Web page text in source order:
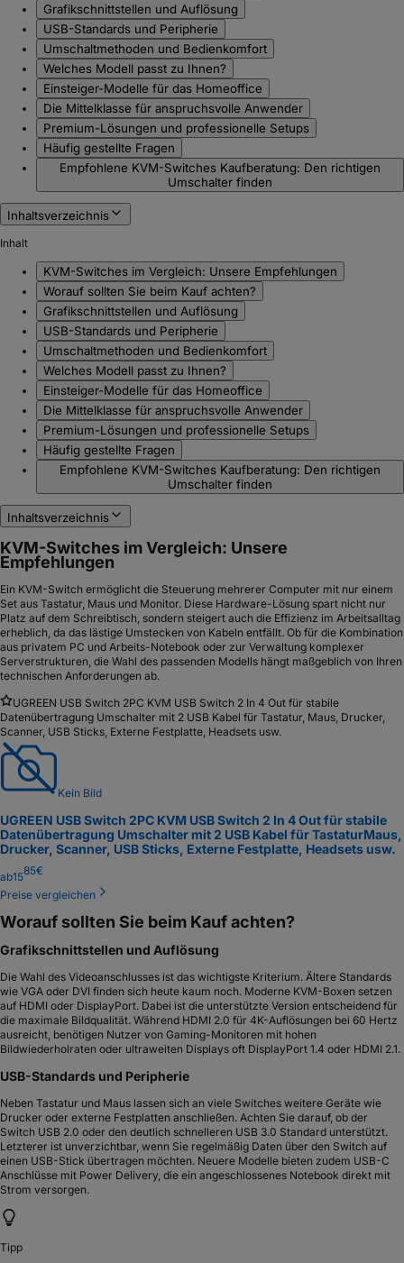
Grafikschnittstellen und Auflösung
USB-Standards und Peripherie
Umschaltmethoden und Bedienkomfort
Welches Modell passt zu Ihnen?
Einsteiger-Modelle für das Homeoffice
Die Mittelklasse für anspruchsvolle Anwender
Premium-Lösungen und professionelle Setups
Häufig gestellte Fragen
Empfohlene KVM-Switches Kaufberatung: Den richtigen
Umschalter finden
Inhaltsverzeichnis
Inhalt
KVM-Switches im Vergleich: Unsere Empfehlungen
Worauf sollten Sie beim Kauf achten?
Grafikschnittstellen und Auflösung
USB-Standards und Peripherie
Umschaltmethoden und Bedienkomfort
Welches Modell passt zu Ihnen?
Einsteiger-Modelle für das Homeoffice
Die Mittelklasse für anspruchsvolle Anwender
Premium-Lösungen und professionelle Setups
Häufig gestellte Fragen
Empfohlene KVM-Switches Kaufberatung: Den richtigen
Umschalter finden
Inhaltsverzeichnis
KVM-Switches im Vergleich: Unsere
Empfehlungen
Ein KVM-Switch ermöglicht die Steuerung mehrerer Computer mit nur einem
Set aus Tastatur, Maus und Monitor. Diese Hardware-Lösung spart nicht nur
Platz auf dem Schreibtisch, sondern steigert auch die Effizienz im Arbeitsalltag
erheblich, da das lästige Umstecken von Kabeln entfällt. Ob für die Kombination
aus privatem PC und Arbeits-Notebook oder zur Verwaltung komplexer
Serverstrukturen, die Wahl des passenden Modells hängt maßgeblich von Ihren
technischen Anforderungen ab.
UGREEN USB Switch 2PC KVM USB Switch 2 In 4 Out für stabile
Datenübertragung Umschalter mit 2 USB Kabel für Tastatur, Maus, Drucker,
Scanner, USB Sticks, Externe Festplatte, Headsets usw.
Kein Bild
UGREEN USB Switch 2PC KVM USB Switch 2 In 4 Out für stabile
Datenübertragung Umschalter mit 2 USB Kabel für TastaturMaus,
Drucker, Scanner, USB Sticks, Externe Festplatte, Headsets usw.
ab1585€
Preise vergleichen
Worauf sollten Sie beim Kauf achten?
Grafikschnittstellen und Auflösung
Die Wahl des Videoanschlusses ist das wichtigste Kriterium. Ältere Standards
wie VGA oder DVI finden sich heute kaum noch. Moderne KVM-Boxen setzen
auf HDMI oder DisplayPort. Dabei ist die unterstützte Version entscheidend für
die maximale Bildqualität. Während HDMI 2.0 für 4K-Auflösungen bei 60 Hertz
ausreicht, benötigen Nutzer von Gaming-Monitoren mit hohen
Bildwiederholraten oder ultraweiten Displays oft DisplayPort 1.4 oder HDMI 2.1.
USB-Standards und Peripherie
Neben Tastatur und Maus lassen sich an viele Switches weitere Geräte wie
Drucker oder externe Festplatten anschließen. Achten Sie darauf, ob der
Switch USB 2.0 oder den deutlich schnelleren USB 3.0 Standard unterstützt.
Letzterer ist unverzichtbar, wenn Sie regelmäßig Daten über den Switch auf
einen USB-Stick übertragen möchten. Neuere Modelle bieten zudem USB-C
Anschlüsse mit Power Delivery, die ein angeschlossenes Notebook direkt mit
Strom versorgen.
Tipp